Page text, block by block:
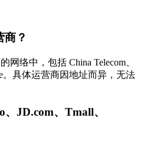
商？
络中，包括 China Telecom、
。具体运营商因地址而异，无法
JD.com、Tmall、